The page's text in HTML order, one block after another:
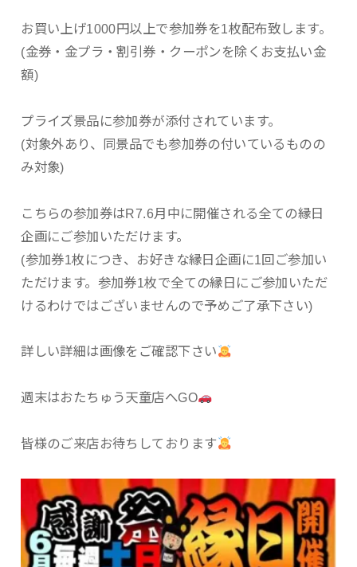
お買い上げ1000円以上で参加券を1枚配布致します。
(金券・金プラ・割引券・クーポンを除くお支払い金
額)
プライズ景品に参加券が添付されています。
(対象外あり、同景品でも参加券の付いているものの
み対象)
こちらの参加券はR7.6月中に開催される全ての縁日
企画にご参加いただけます。
(参加券1枚につき、お好きな縁日企画に1回ご参加い
ただけます。参加券1枚で全ての縁日にご参加いただ
けるわけではございませんので予めご了承下さい)
詳しい詳細は画像をご確認下さい
週末はおたちゅう天童店へGO
皆様のご来店お待ちしております